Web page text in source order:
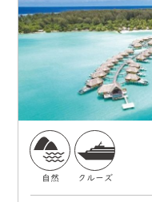
自然 クルーズ